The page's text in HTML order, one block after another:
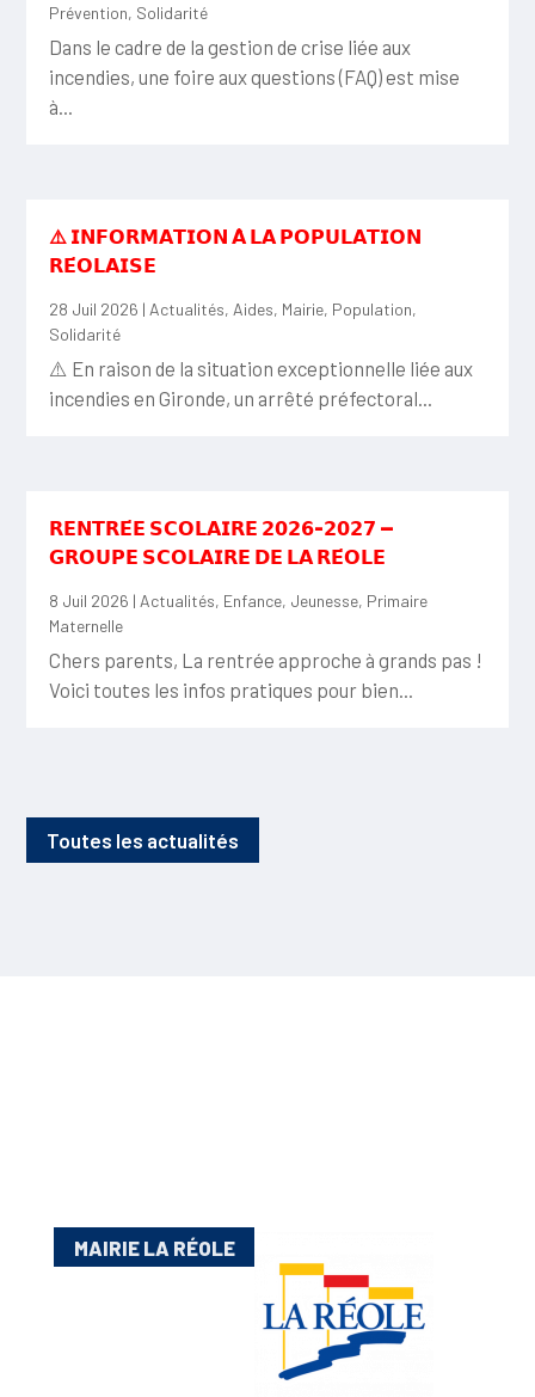
Prévention, Solidarité
Dans le cadre de la gestion de crise liée aux
incendies, une foire aux questions (FAQ) est mise
à...
⚠️ 𝗜𝗡𝗙𝗢𝗥𝗠𝗔𝗧𝗜𝗢𝗡 𝗔̀ 𝗟𝗔 𝗣𝗢𝗣𝗨𝗟𝗔𝗧𝗜𝗢𝗡
𝗥𝗘́𝗢𝗟𝗔𝗜𝗦𝗘
28 Juil 2026 | Actualités, Aides, Mairie, Population,
Solidarité
⚠️ En raison de la situation exceptionnelle liée aux
incendies en Gironde, un arrêté préfectoral...
𝗥𝗘𝗡𝗧𝗥𝗘́𝗘 𝗦𝗖𝗢𝗟𝗔𝗜𝗥𝗘 𝟮𝟬𝟮𝟲-𝟮𝟬𝟮𝟳 —
𝗚𝗥𝗢𝗨𝗣𝗘 𝗦𝗖𝗢𝗟𝗔𝗜𝗥𝗘 𝗗𝗘 𝗟𝗔 𝗥𝗘́𝗢𝗟𝗘
8 Juil 2026 | Actualités, Enfance, Jeunesse, Primaire
Maternelle
Chers parents, La rentrée approche à grands pas !
Voici toutes les infos pratiques pour bien...
Toutes les actualités
MAIRIE LA RÉOLE